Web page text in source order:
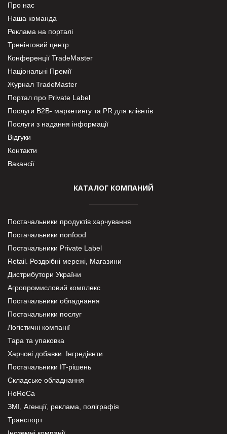
Про нас
Наша команда
Реклама на порталі
Тренінговий центр
Конференції TradeMaster
Національні Премії
Журнал TradeMaster
Портал про Private Label
Послуги В2В- маркетингу та PR для клієнтів
Послуги з надання інформації
Відгуки
Контакти
Вакансії
КАТАЛОГ КОМПАНИЙ
Постачальники продуктів харчування
Постачальники nonfood
Постачальники Private Label
Retail. Роздрібні мережі, Магазини
Дистрибутори України
Агропромисловий комплекс
Постачальники обладнання
Постачальники послуг
Логістичні компанії
Тара та упаковка
Харчові добавки. Інгредієнти.
Постачальники IT-рішень
Складське обладнання
HoReCa
ЗМІ, Агенції, реклама, поліграфія
Транспорт